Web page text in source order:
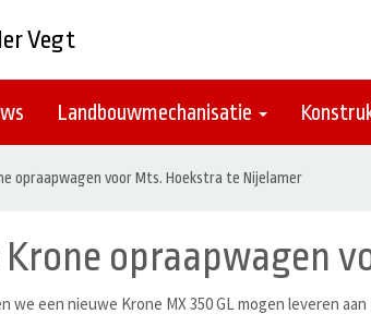
Vegt
Landbouwmechanisatie
opraapwagen voor Mts. Hoekstra te Nijelamer
Krone opraapwagen
we een nieuwe Krone MX 350 GL mogen leveren